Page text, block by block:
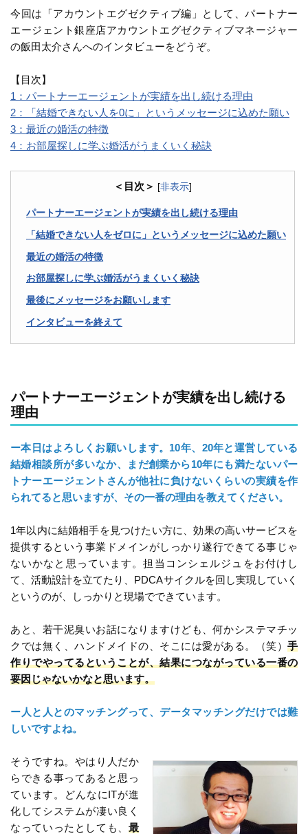
今回は「アカウントエグゼクティブ編」として、パートナー
エージェント銀座店アカウントエグゼクティブマネージャー
の飯田太介さんへのインタビューをどうぞ。
【目次】
1：パートナーエージェントが実績を出し続ける理由
2：「結婚できない人を0に」というメッセージに込めた願い
3：最近の婚活の特徴
4：お部屋探しに学ぶ婚活がうまくいく秘訣
＜目次＞ [非表示]
パートナーエージェントが実績を出し続ける理由
「結婚できない人をゼロに」というメッセージに込めた願い
最近の婚活の特徴
お部屋探しに学ぶ婚活がうまくいく秘訣
最後にメッセージをお願いします
インタビューを終えて
パートナーエージェントが実績を出し続ける
理由
ー本日はよろしくお願いします。10年、20年と運営している
結婚相談所が多いなか、まだ創業から10年にも満たないパー
トナーエージェントさんが他社に負けないくらいの実績を作
られてると思いますが、その一番の理由を教えてください。
1年以内に結婚相手を見つけたい方に、効果の高いサービスを
提供するという事業ドメインがしっかり遂行できてる事じゃ
ないかなと思っています。担当コンシェルジュをお付けし
て、活動設計を立てたり、PDCAサイクルを回し実現していく
というのが、しっかりと現場でできています。
あと、若干泥臭いお話になりますけども、何かシステマチッ
クでは無く、ハンドメイドの、そこには愛がある。（笑） 手
作りでやってるということが、結果につながっている一番の
要因じゃないかなと思います。
ー人と人とのマッチングって、データマッチングだけでは難
しいですよね。
そうですね。やはり人だか
らできる事ってあると思っ
ています。どんなにITが進
化してシステムが凄い良く
なっていったとしても、 最